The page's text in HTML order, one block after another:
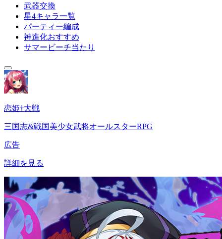
武器交換
星4キャラ一覧
パーティー編成
神進化おすすめ
サマービーチ当たり
恋姫†大戦
三国志&戦国美少女武将オールスターRPG
広告
詳細を見る